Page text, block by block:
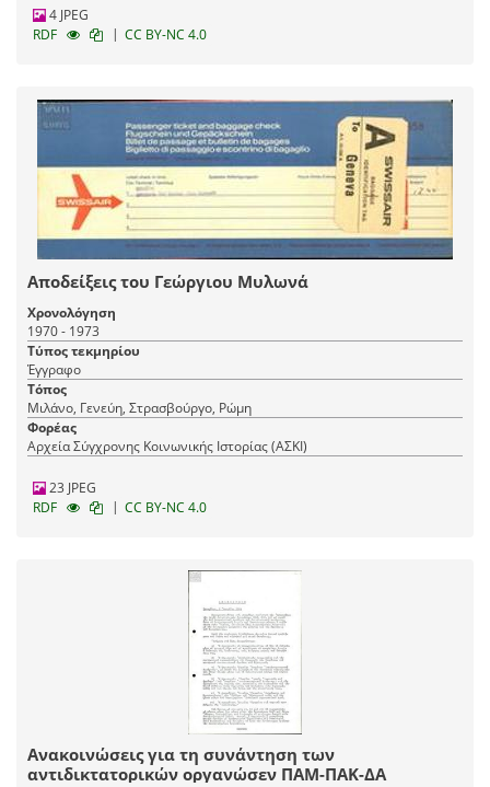
4 JPEG
RDF
| CC BY-NC 4.0
Αποδείξεις του Γεώργιου Μυλωνά
Χρονολόγηση
1970 - 1973
Τύπος τεκμηρίου
Έγγραφο
Τόπος
Μιλάνο, Γενεύη, Στρασβούργο, Ρώμη
Φορέας
Αρχεία Σύγχρονης Κοινωνικής Ιστορίας (ΑΣΚΙ)
23 JPEG
RDF
| CC BY-NC 4.0
Ανακοινώσεις για τη συνάντηση των
αντιδικτατορικών οργανώσεν ΠΑΜ-ΠΑΚ-ΔΑ